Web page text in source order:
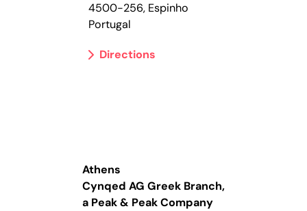
4500-256, Espinho
Portugal
Directions
Athens
Cynqed AG Greek Branch,
a Peak & Peak Company